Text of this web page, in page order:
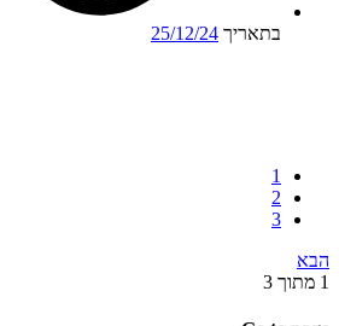
בתאריך 25/12/24
1
2
3
הבא
1 מתוך 3